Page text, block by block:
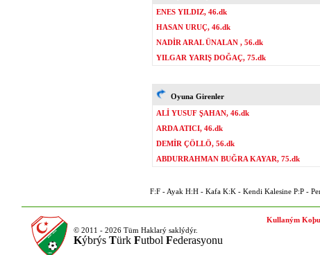
ENES YILDIZ, 46.dk
HASAN URUÇ, 46.dk
NADİR ARAL ÜNALAN , 56.dk
YILGAR YARIŞ DOĞAÇ, 75.dk
Oyuna Girenler
ALİ YUSUF ŞAHAN, 46.dk
ARDA ATICI, 46.dk
DEMİR ÇÖLLÖ, 56.dk
ABDURRAHMAN BUĞRA KAYAR, 75.dk
F:F - Ayak H:H - Kafa K:K - Kendi Kalesine P:P -
© 2011 - 2026 Tüm Haklarý saklýdýr.
Kýbrýs Türk Futbol Federasyonu
Kullaným